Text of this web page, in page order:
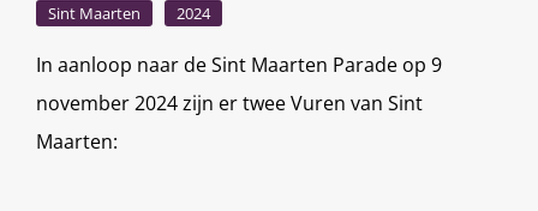
Sint Maarten 2024
In aanloop naar de Sint Maarten Parade op 9
november 2024 zijn er twee Vuren van Sint
Maarten: